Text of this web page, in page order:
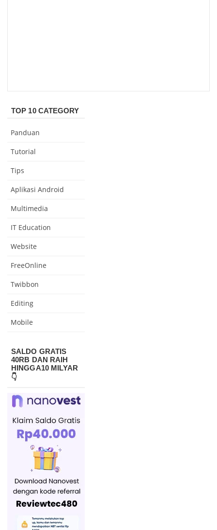
TOP 10 CATEGORY
Panduan
Tutorial
Tips
Aplikasi Android
Multimedia
IT Education
Website
FreeOnline
Twibbon
Editing
Mobile
SALDO GRATIS
40RB DAN RAIH
HINGGA10 MILYAR
👇